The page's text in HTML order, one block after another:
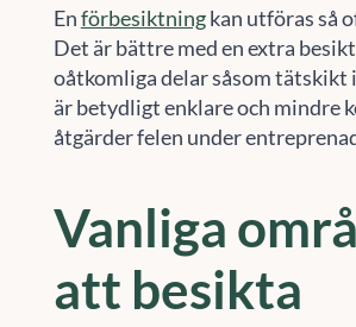
Enförbesiktningkan utföras så
Det är bättre med en extra
oåtkomliga delar såsom tätskikt
är betydligt enklare och mindre
åtgärder felen under
Vanliga
att besikta